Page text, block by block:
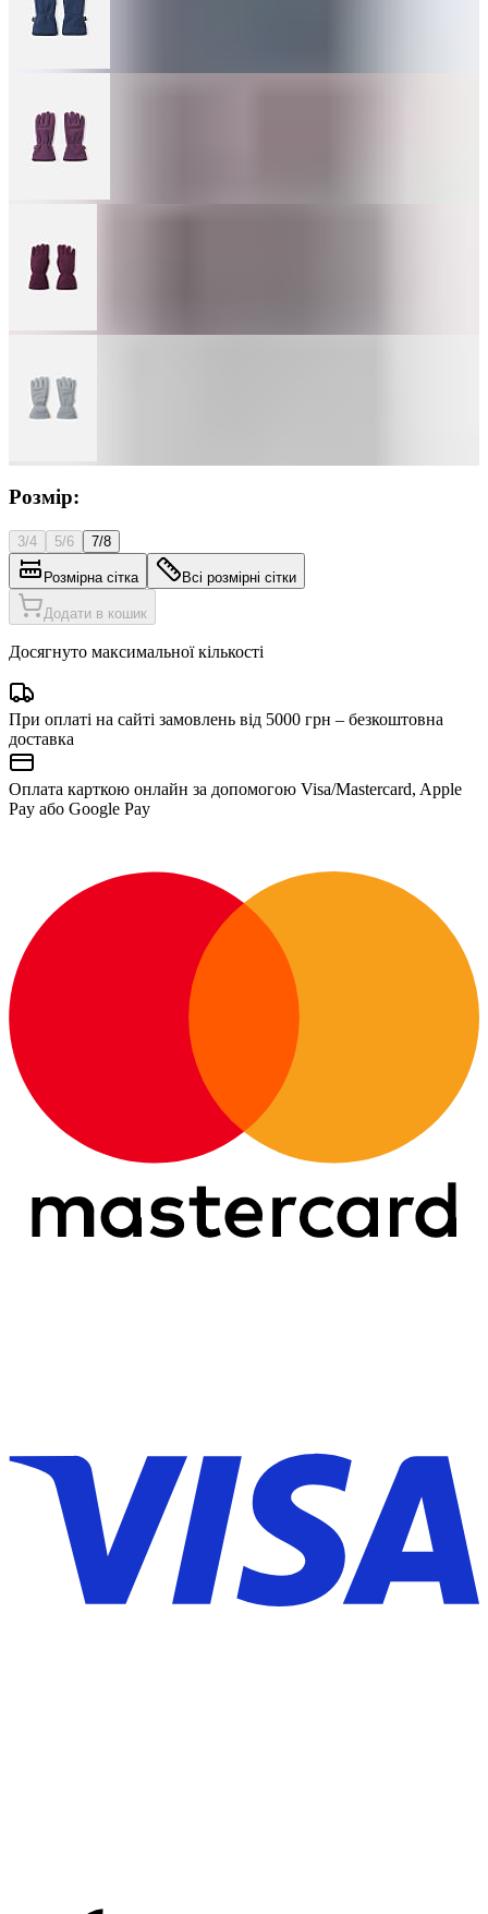
Розмір:
3/4 5/6 7/8
Розмірна сітка Всі розмірні сітки
Додати в кошик
Досягнуто максимальної кількості
При оплаті на сайті замовлень від 5000 грн – безкоштовна
доставка
Оплата карткою онлайн за допомогою Visa/Mastercard, Apple
Pay або Google Pay